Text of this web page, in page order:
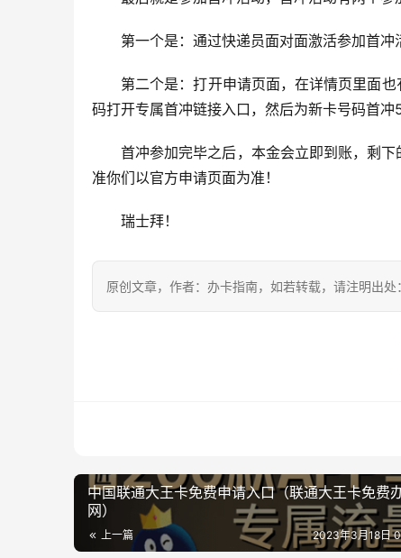
第一个是：通过快递员面对面激活参加首
第二个是：打开申请页面，在详情页里面
码打开专属首冲链接入口，然后为新卡号码首冲
首冲参加完毕之后，本金会立即到账，剩
准你们以官方申请页面为准！
瑞士拜！
原创文章，作者：办卡指南，如若转载，请注明
中国联通大王卡免费申请入口（联通大王卡免费
网）
上一篇 2023年3月18日